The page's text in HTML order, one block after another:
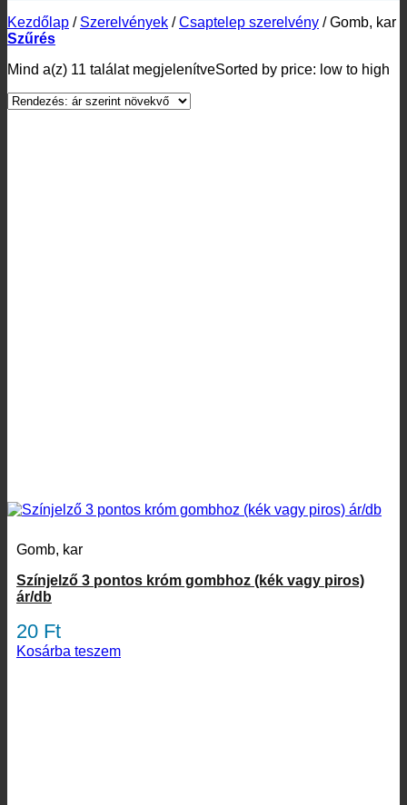
Kezdőlap / Szerelvények / Csaptelep szerelvény /Gomb, kar
Szűrés
Mind a(z) 11 találat megjelenítveSorted by price: low to high
Gomb, kar
Színjelző 3 pontos króm gombhoz (kék vagy piros)
ár/db
20 Ft
Kosárba teszem